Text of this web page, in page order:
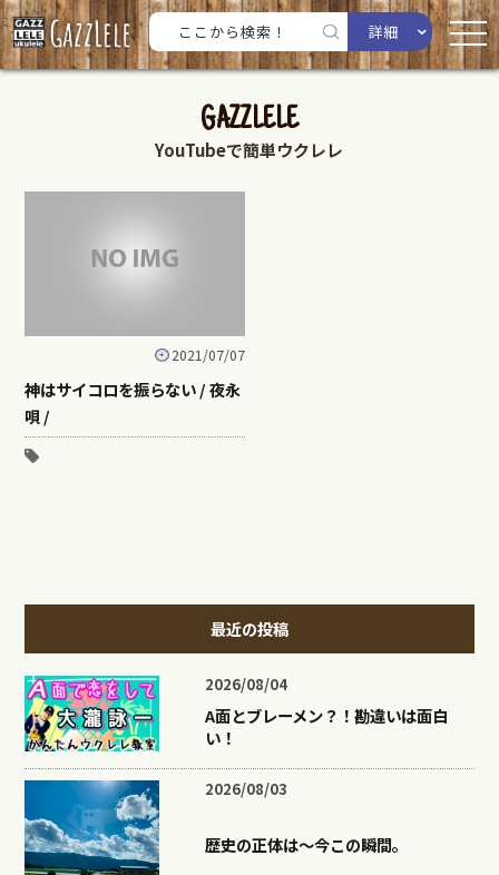
詳細
GAZZLELE
YouTubeで簡単ウクレレ
2021/07/07
神はサイコロを振らない / 夜永
唄 /
最近の投稿
2026/08/04
A面とブレーメン？！勘違いは面白
い！
2026/08/03
歴史の正体は〜今この瞬間。